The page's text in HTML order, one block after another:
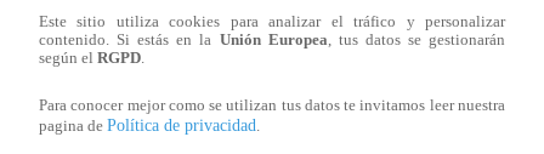
muestras de afecto tras muerte de su padre
Este sitio utiliza cookies para analizar el tráfico y personalizar
contenido. Si estás en la Unión Europea , tus datos se gestionarán
según el RGPD
Para conocer mejor como se utilizan tus datos te invitamos leer nuestra
pagina de Política de privacidad